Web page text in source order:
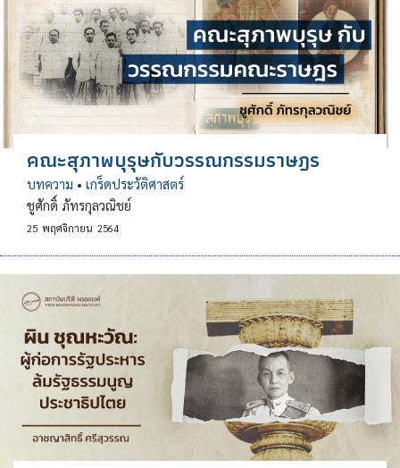
คณะสุภาพบุรุษกับวรรณกรรมราษฎร
บทความ • เกร็ดประวัติศาสตร์
ชูศักดิ์ ภัทรกุลวณิชย์
25 พฤศจิกายน 2564